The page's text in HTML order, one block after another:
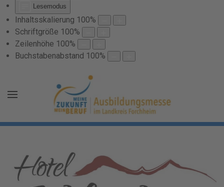
Lesemodus
Inhaltsskalierung 100%
Schriftgröße 100%
Zeilenhöhe 100%
Buchstabenabstand 100%